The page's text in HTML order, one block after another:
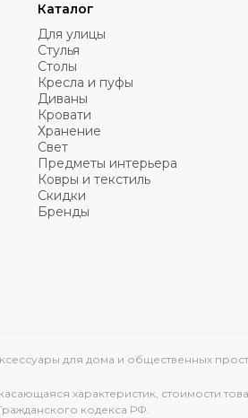
Каталог
Для улицы
Стулья
Столы
Кресла и пуфы
Диваны
Кровати
Хранение
Свет
Предметы интерьера
Ковры и текстиль
Скидки
Бренды
для дома и общественных
характеристик, стоимости
кодекса РФ.